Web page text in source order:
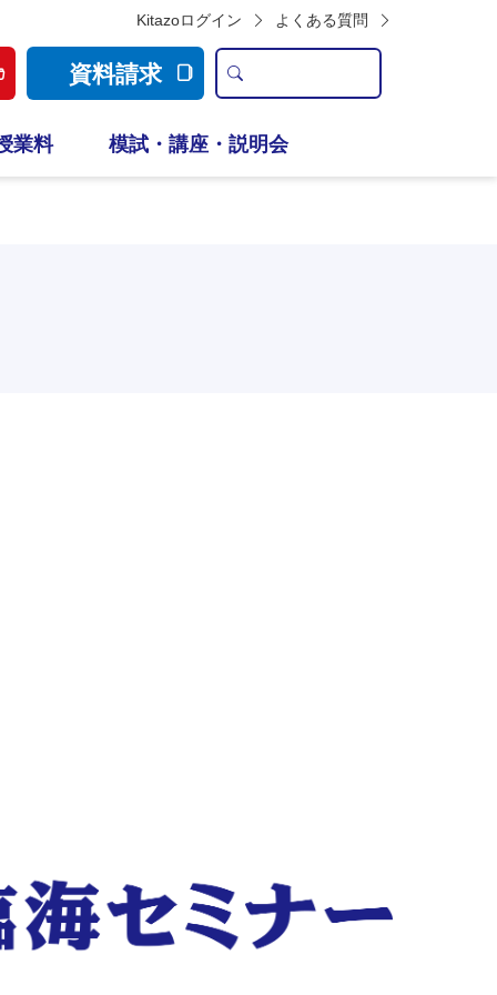
Kitazoログイン よくある質問
資料請求
業料 模試・講座・説明会